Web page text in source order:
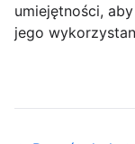
umiejętności,
jego